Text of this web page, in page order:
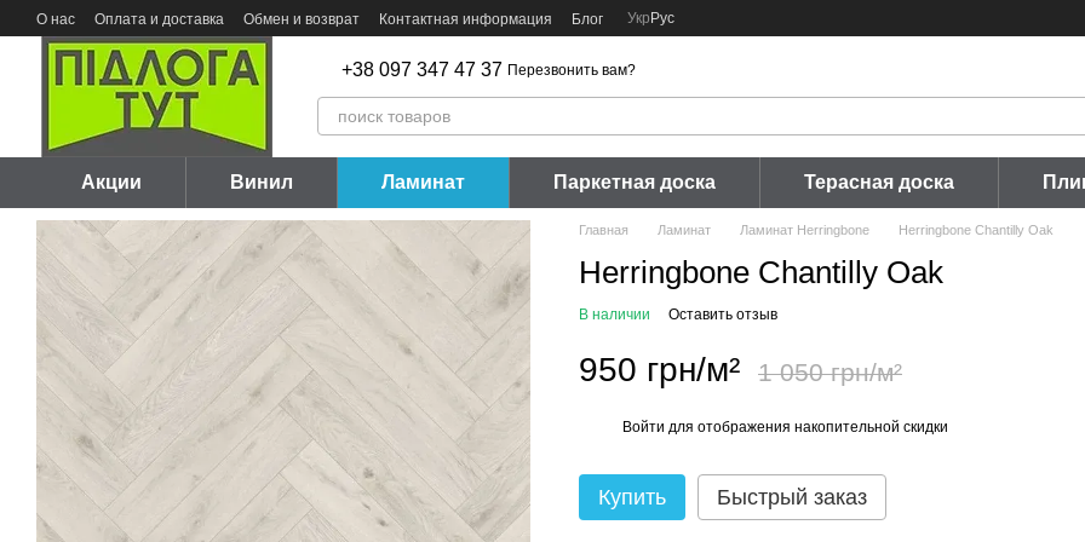
Перейти к основному контенту
О нас Оплата и доставка Обмен и возврат Контактная информация Блог Укр Рус
+38 097 347 47 37 Перезвонить вам?
Акции Винил Ламинат Паркетная доска Терасная доска
Главная Ламинат Ламинат Herringbone Herringbone Chantilly Oak
Herringbone Chantilly Oak
В наличии Оставить отзыв
950 грн/м² 1 050 грн/м²
Войти для отображения накопительной скидки
Купить Быстрый заказ